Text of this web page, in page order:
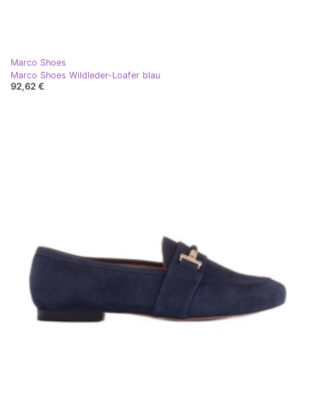
Marco Shoes
Marco Shoes Wildleder-Loafer blau
92,62 €